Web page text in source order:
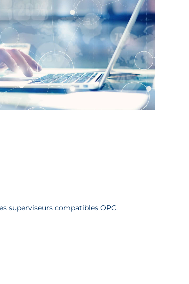
superviseurs compatibles OPC.